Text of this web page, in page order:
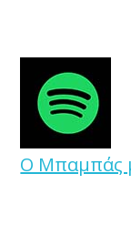
Ο Μπαμπάς